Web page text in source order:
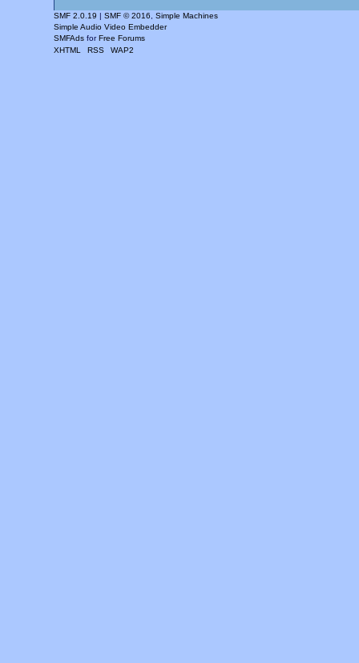
SMF 2.0.19 | SMF © 2016
Simple Machines
Simple Audio Video Embedder
SMFAds forFree Forums
XHTML
RSS WAP2